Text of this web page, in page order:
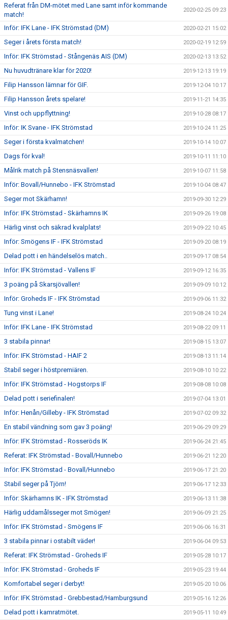
Referat från DM-mötet med Lane samt inför kommande
match!
2020-02-25 09:23
Inför: IFK Lane - IFK Strömstad (DM) 2020-02-21 15:02
Seger i årets första match! 2020-02-19 12:59
Inför: IFK Strömstad - Stångenäs AIS (DM) 2020-02-13 13:52
Nu huvudtränare klar för 2020! 2019-12-13 19:19
Filip Hansson lämnar för GIF. 2019-12-04 10:17
Filip Hansson årets spelare! 2019-11-21 14:35
Vinst och uppflyttning! 2019-10-28 08:17
Inför: IK Svane - IFK Strömstad 2019-10-24 11:25
Seger i första kvalmatchen! 2019-10-14 10:07
Dags för kval! 2019-10-11 11:10
Målrik match på Stensnäsvallen! 2019-10-07 11:58
Inför: Bovall/Hunnebo - IFK Strömstad 2019-10-04 08:47
Seger mot Skärhamn! 2019-09-30 12:29
Inför: IFK Strömstad - Skärhamns IK 2019-09-26 19:08
Härlig vinst och säkrad kvalplats! 2019-09-22 10:45
Inför: Smögens IF - IFK Strömstad 2019-09-20 08:19
Delad pott i en händelselös match.. 2019-09-17 08:54
Inför: IFK Strömstad - Vallens IF 2019-09-12 16:35
3 poäng på Skarsjövallen! 2019-09-09 10:12
Inför: Groheds IF - IFK Strömstad 2019-09-06 11:32
Tung vinst i Lane! 2019-08-24 10:24
Inför: IFK Lane - IFK Strömstad 2019-08-22 09:11
3 stabila pinnar! 2019-08-15 13:07
Inför: IFK Strömstad - HAIF 2 2019-08-13 11:14
Stabil seger i höstpremiären. 2019-08-10 10:22
Inför: IFK Strömstad - Hogstorps IF 2019-08-08 10:08
Delad pott i seriefinalen! 2019-07-04 13:01
Inför: Henån/Gilleby - IFK Strömstad 2019-07-02 09:32
En stabil vändning som gav 3 poäng! 2019-06-29 09:29
Inför: IFK Strömstad - Rosseröds IK 2019-06-24 21:45
Referat: IFK Strömstad - Bovall/Hunnebo 2019-06-21 12:20
Inför: IFK Strömstad - Bovall/Hunnebo 2019-06-17 21:20
Stabil seger på Tjörn! 2019-06-17 12:33
Inför: Skärhamns IK - IFK Strömstad 2019-06-13 11:38
Härlig uddamålsseger mot Smögen! 2019-06-09 21:25
Inför: IFK Strömstad - Smögens IF 2019-06-06 16:31
3 stabila pinnar i ostabilt väder! 2019-06-04 09:53
Referat: IFK Strömstad - Groheds IF 2019-05-28 10:17
Inför: IFK Strömstad - Groheds IF 2019-05-23 19:44
Komfortabel seger i derbyt! 2019-05-20 10:06
Inför: IFK Strömstad - Grebbestad/Hamburgsund 2019-05-16 12:26
Delad pott i kamratmötet. 2019-05-11 10:49